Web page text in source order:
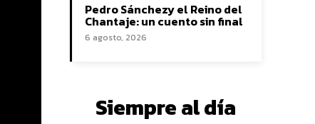
Pedro Sánchezy el Reino del
Chantaje: un cuento sin final
6 agosto, 2026
Siempre al día